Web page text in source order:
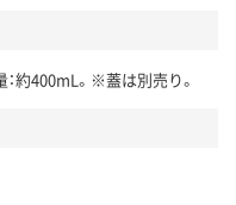
約400mL。※蓋は別売り。